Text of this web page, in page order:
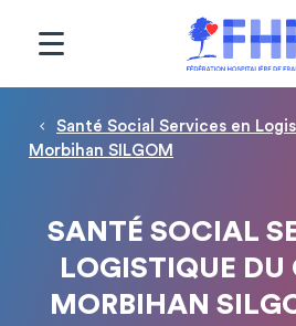
Fil d'Ariane
Santé Social Services en
Morbihan SILGOM
SANTÉ SOCIAL
LOGISTIQUE DU
MORBIHAN
Panneau de gestion des cookies